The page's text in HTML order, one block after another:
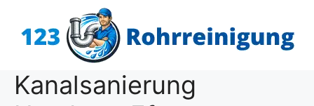
Inhalt
Kanalsanierung